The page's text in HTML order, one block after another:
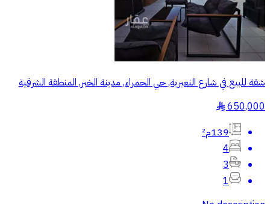
شقة للبيع في شارع النعيرية, حي الحمراء, مدينة الخبر, المنطقة الشرقية
650,000
§
139م²
4
3
1